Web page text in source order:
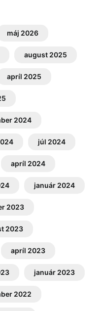
máj 2026
august 2025
apríl 2025
2024
júl 2024
apríl 2024
január 2024
2023
2023
apríl 2023
január 2023
2022